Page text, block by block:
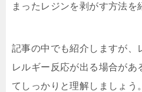
まったレジンを剥がす方法を
記事の中でも紹介しますが、
レルギー反応が出る場合があ
てしっかりと理解しましょう。